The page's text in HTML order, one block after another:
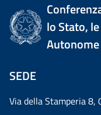
lo Stato,
SEDE
Via della Stamperia 8,